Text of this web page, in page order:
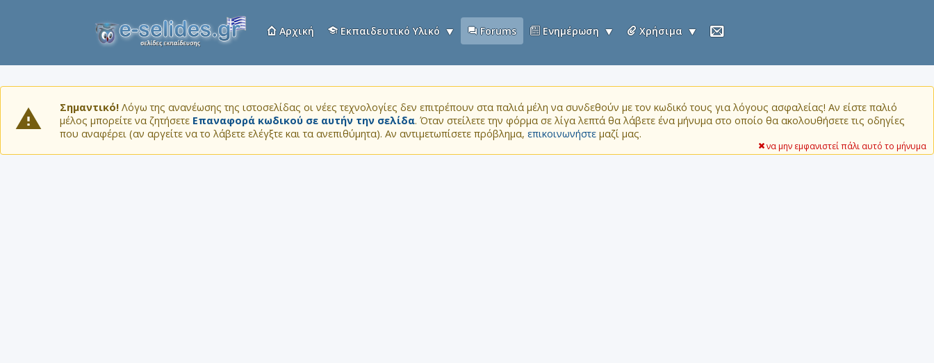
Αρχική Εκπαιδευτικό Υλικό Forums Ενημέρωση Χρήσιμα
Σημαντικό! Λόγω της ανανέωσης της ιστοσελίδας οι νέες τεχνολογίες δεν επιτρέπουν στα παλιά μέλη να συνδεθούν με τον κωδικό τους για λόγους ασφαλείας! Αν είστε παλιό
μέλος μπορείτε να ζητήσετε Επαναφορά κωδικού σε αυτήν την σελίδα. Όταν στείλετε την φόρμα σε λίγα λεπτά θα λάβετε ένα μήνυμα στο οποίο θα ακολουθήσετε τις οδηγίες
που αναφέρει (αν αργείτε να το λάβετε ελέγξτε και τα ανεπιθύμητα). Αν αντιμετωπίσετε πρόβλημα, επικοινωνήστε μαζί μας.
να μην εμφανιστεί πάλι αυτό το μήνυμα